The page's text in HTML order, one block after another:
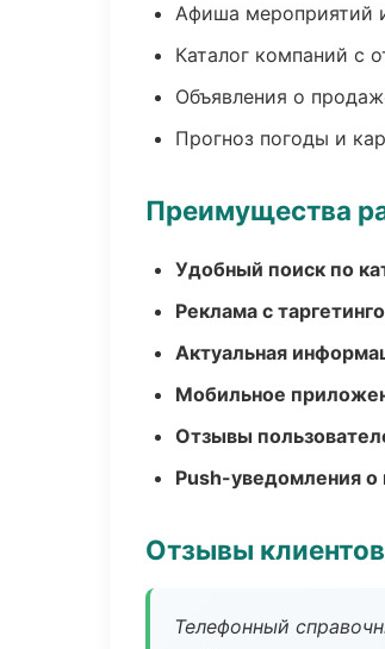
Афиша мероприятий
Каталог компаний с
Объявления о
Прогноз погоды и
Преимущества
Удобный поиск по
Реклама с
Актуальная
Мобильное
Отзывы
Push-уведомления
Отзывы клиентов
Телефонный